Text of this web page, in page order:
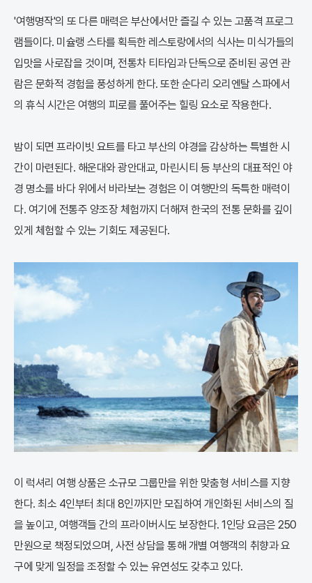
'여행명작'의 또 다른 매력은 부산에서만 즐길 수 있는 고품격 프로그
램들이다. 미슐랭 스타를 획득한 레스토랑에서의 식사는 미식가들의
입맛을 사로잡을 것이며, 전통차 티타임과 단독으로 준비된 공연 관
람은 문화적 경험을 풍성하게 한다. 또한 순다리 오리엔탈 스파에서
의 휴식 시간은 여행의 피로를 풀어주는 힐링 요소로 작용한다.
밤이 되면 프라이빗 요트를 타고 부산의 야경을 감상하는 특별한 시
간이 마련된다. 해운대와 광안대교, 마린시티 등 부산의 대표적인 야
경 명소를 바다 위에서 바라보는 경험은 이 여행만의 독특한 매력이
다. 여기에 전통주 양조장 체험까지 더해져 한국의 전통 문화를 깊이
있게 체험할 수 있는 기회도 제공된다.
이 럭셔리 여행 상품은 소규모 그룹만을 위한 맞춤형 서비스를 지향
한다. 최소 4인부터 최대 8인까지만 모집하여 개인화된 서비스의 질
을 높이고, 여행객들 간의 프라이버시도 보장한다. 1인당 요금은 250
만원으로 책정되었으며, 사전 상담을 통해 개별 여행객의 취향과 요
구에 맞게 일정을 조정할 수 있는 유연성도 갖추고 있다.